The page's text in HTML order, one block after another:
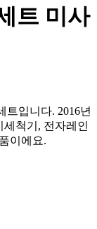
트 미사
트입니다. 2016년
척기, 전자레인
이에요.